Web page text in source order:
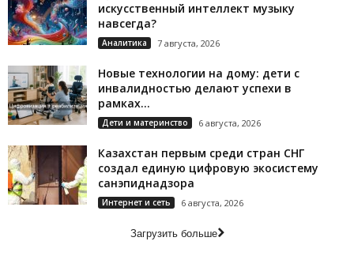
искусственный интеллект музыку
навсегда?
Аналитика 7 августа, 2026
Новые технологии на дому: дети с
инвалидностью делают успехи в
рамках...
Дети и материнство 6 августа, 2026
Казахстан первым среди стран СНГ
создал единую цифровую экосистему
санэпиднадзора
Интернет и сеть 6 августа, 2026
Загрузить больше